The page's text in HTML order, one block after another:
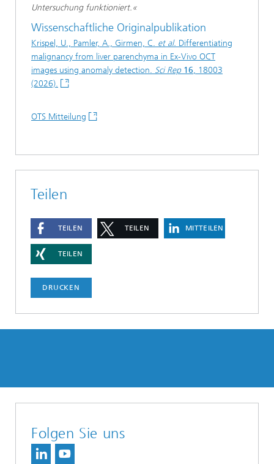
Untersuchung funktioniert.«
Wissenschaftliche Originalpublikation
Krispel, U., Pamler, A., Girmen, C. et al. Differentiating
malignancy from liver parenchyma in Ex-Vivo OCT
images using anomaly detection. Sci Rep 16, 18003
(2026).
OTS Mitteilung
Teilen
TEILEN TEILEN MITTEILEN
TEILEN
DRUCKEN
Folgen Sie uns